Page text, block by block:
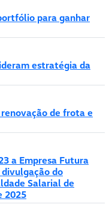
para ganhar
estratégia da
de frota e
a Empresa Futura
do
Salarial de
2025